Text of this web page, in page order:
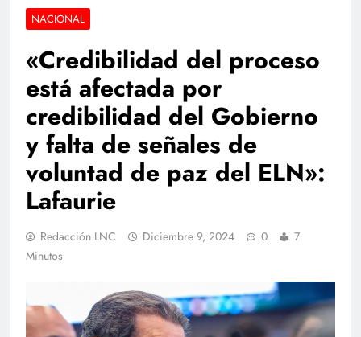
NACIONAL
«Credibilidad del proceso
está afectada por
credibilidad del Gobierno
y falta de señales de
voluntad de paz del ELN»:
Lafaurie
Redacción LNC Diciembre 9, 2024 0
7
Minutos